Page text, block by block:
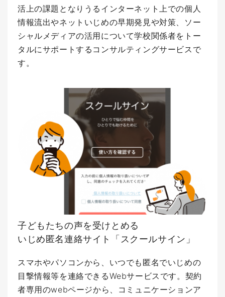
活上の課題となりうるインターネット上での個人
情報流出やネットいじめの早期発見や対策、ソー
シャルメディアの活用について学校関係者をトー
タルにサポートするコンサルティングサービスで
す。
子どもたちの声を受けとめる
いじめ匿名連絡サイト「スクールサイン」
スマホやパソコンから、いつでも匿名でいじめの
目撃情報等を連絡できるWebサービスです。契約
者専用のwebページから、コミュニケーションア